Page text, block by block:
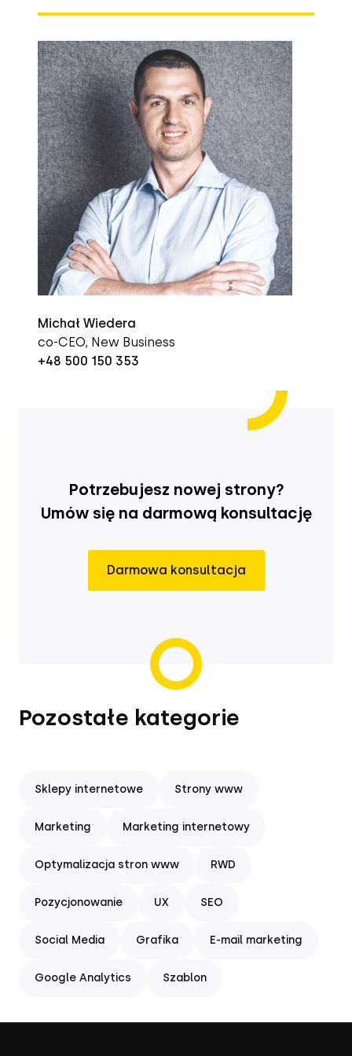
milionów produktów.
Michał Wiedera
co-CEO, New Business
+48 500 150 353
Potrzebujesz nowej strony?
Umów się na darmową konsultację
Darmowa konsultacja
Pozostałe kategorie
Sklepy internetowe Strony www
Marketing Marketing internetowy
Optymalizacja stron www RWD
Pozycjonowanie UX SEO
Social Media Grafika E-mail marketing
Google Analytics Szablon